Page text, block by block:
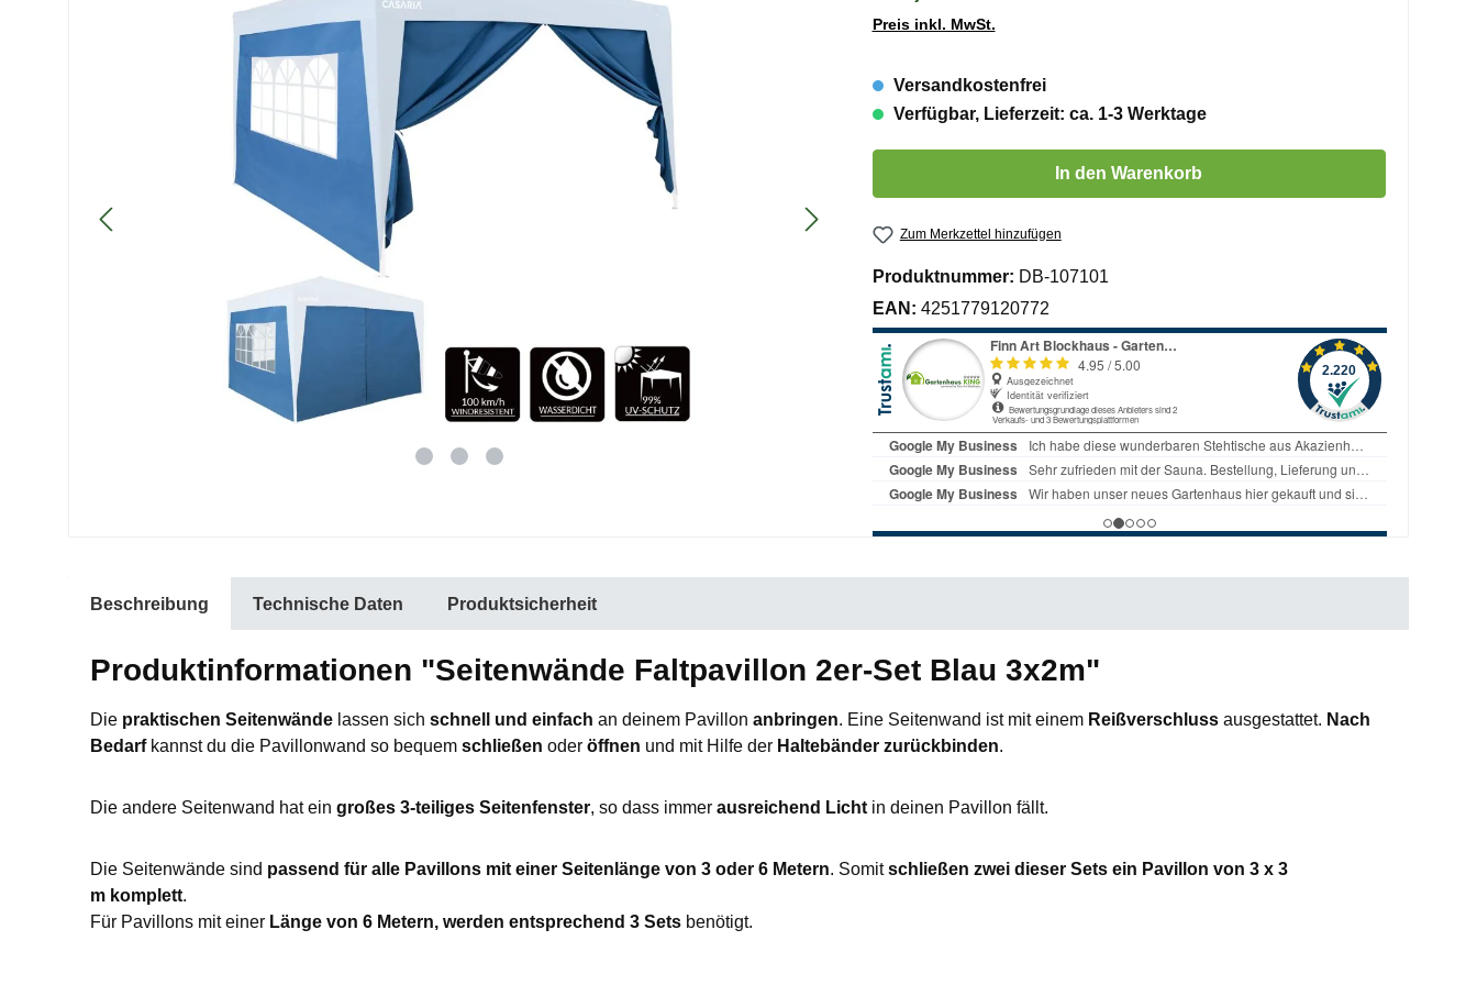
Preis inkl. MwSt.
Versandkostenfrei
Verfügbar, Lieferzeit: ca. 1-3 Werktage
Produkt Anzahl: Gib den gewünschten Wert ein oder benutze die Schaltflächen um
In den Warenkorb
Zum Merkzettel hinzufügen
Produktnummer: DB-107101
EAN: 4251779120772
Beschreibung Technische Daten Produktsicherheit
Produktinformationen "Seitenwände Faltpavillon 2er-Set Blau 3x2m"
Die praktischen Seitenwände lassen sich schnell und einfach an deinem Pavillon anbringen. Eine Seitenwand ist mit einem Reißverschluss ausgestattet. Nach
Bedarfkannst du die Pavillonwand so bequem schließen oder öffnen und mit Hilfe der Haltebänder zurückbinden.
Die andere Seitenwand hat ein großes 3-teiliges Seitenfenster, so dass immer ausreichend Licht in deinen Pavillon fällt.
Die Seitenwände sind passend für alle Pavillons mit einer Seitenlänge von 3 oder 6 Metern. Somitschließen zwei dieser Sets ein Pavillon von 3 x 3
m komplett.
Für Pavillons mit einer Länge von 6 Metern, werden entsprechend 3 Sets benötigt.